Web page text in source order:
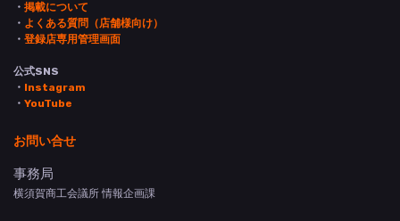
・ 掲載について
・ よくある質問（店舗様向け）
・ 登録店専用管理画面
公式SNS
・ Instagram
・ YouTube
お問い合せ
事務局
横須賀商工会議所 情報企画課